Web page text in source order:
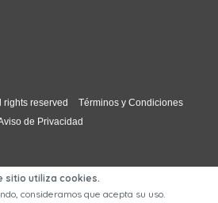
reserved
Términos y Condiciones
de Privacidad
sitio utiliza cookies.
consideramos que acepta su uso.